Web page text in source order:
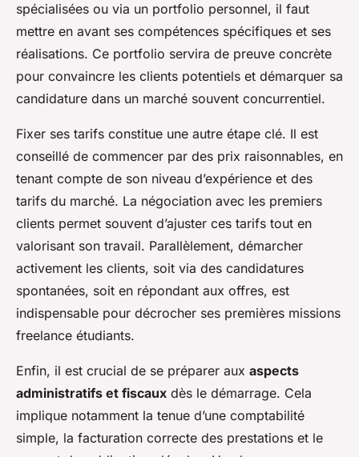
spécialisées ou via un portfolio personnel, il faut
mettre en avant ses compétences spécifiques et ses
réalisations. Ce portfolio servira de preuve concrète
pour convaincre les clients potentiels et démarquer sa
candidature dans un marché souvent concurrentiel.
Fixer ses tarifs constitue une autre étape clé. Il est
conseillé de commencer par des prix raisonnables, en
tenant compte de son niveau d’expérience et des
tarifs du marché. La négociation avec les premiers
clients permet souvent d’ajuster ces tarifs tout en
valorisant son travail. Parallèlement, démarcher
activement les clients, soit via des candidatures
spontanées, soit en répondant aux offres, est
indispensable pour décrocher ses premières missions
freelance étudiants.
Enfin, il est crucial de se préparer aux aspects
administratifs et fiscaux dès le démarrage. Cela
implique notamment la tenue d’une comptabilité
simple, la facturation correcte des prestations et le